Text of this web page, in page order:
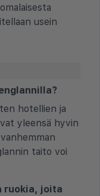
usein
hotellien ja
yleensä hyvin
taito voi
ruokia, joita